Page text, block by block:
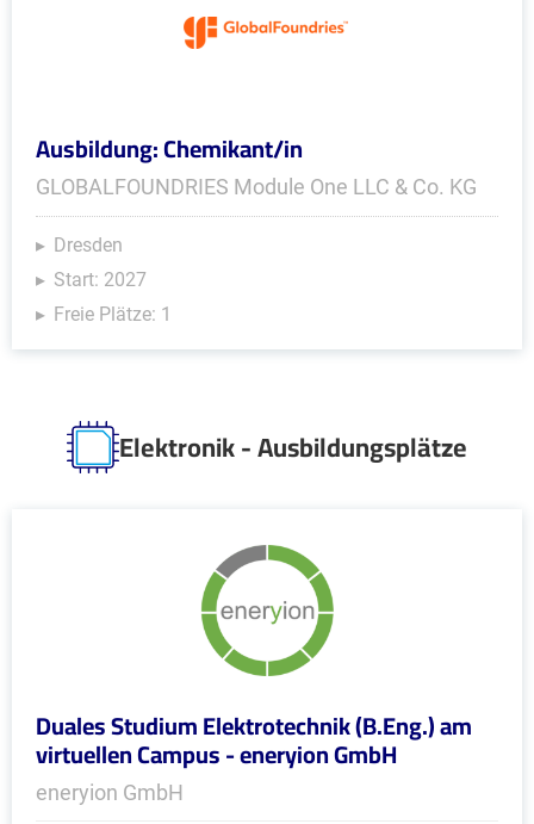
Ausbildung: Chemikant/in
GLOBALFOUNDRIES Module One LLC & Co. KG
Dresden
Start: 2027
Freie Plätze: 1
Elektronik - Ausbildungsplätze
Duales Studium Elektrotechnik (B.Eng.) am
virtuellen Campus - eneryion GmbH
eneryion GmbH